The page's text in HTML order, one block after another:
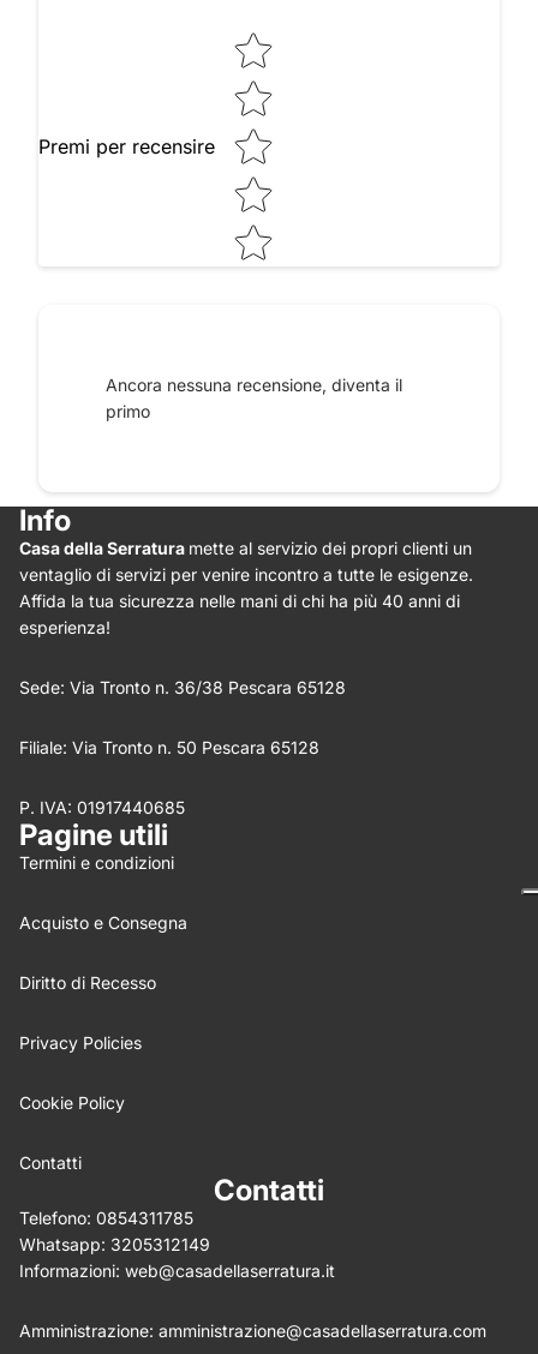
Premi per recensire
Star rating
Star rating
Nome *
Write 50 more characters and upload 0 more photos
(Allega .gif, .jpg, .png per un massimo di 5MB)
Annulla Invia
Ancora nessuna recensione, diventa il
primo
Info
Casa della Serratura mette al servizio dei propri clienti un
ventaglio di servizi per venire incontro a tutte le esigenze.
Affida la tua sicurezza nelle mani di chi ha più 40 anni di
esperienza!
Sede: Via Tronto n. 36/38 Pescara 65128
Filiale: Via Tronto n. 50 Pescara 65128
P. IVA: 01917440685
Pagine utili
Termini e condizioni
Acquisto e Consegna
Diritto di Recesso
Privacy Policies
Cookie Policy
Contatti
Contatti
Telefono: 0854311785
Whatsapp: 3205312149
Informazioni: web@casadellaserratura.it
Amministrazione: amministrazione@casadellaserratura.com